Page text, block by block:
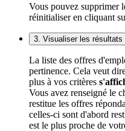
Vous pouvez supprimer
réinitialiser en cliquant
3. Visualiser les résultats
La liste des offres
pertinence. Cela veut
plus à vos critères
Vous avez renseigné le
restitue les offres
celles-ci sont d'abord
est le plus proche de